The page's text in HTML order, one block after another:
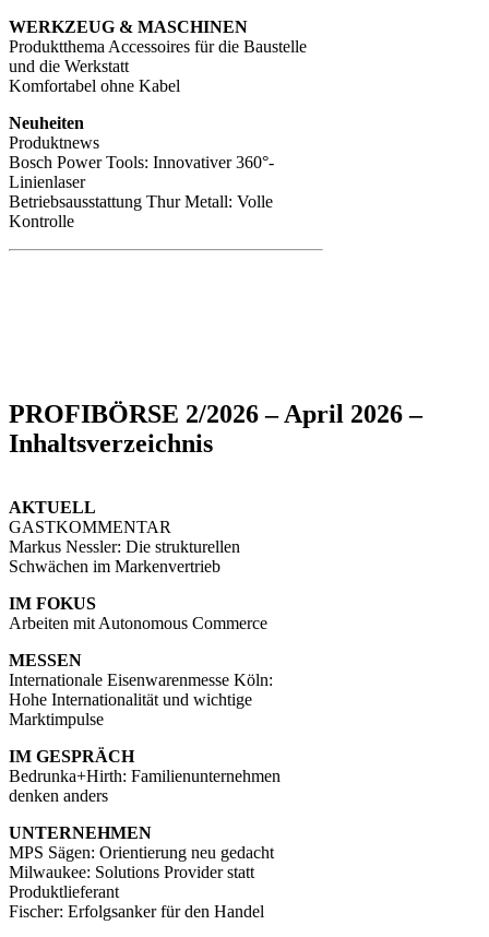
WERKZEUG & MASCHINEN
Produktthema Accessoires für die Baustelle
und die Werkstatt
Komfortabel ohne Kabel
Neuheiten
Produktnews
Bosch Power Tools: Innovativer 360°-
Linienlaser
Betriebsausstattung Thur Metall: Volle
Kontrolle
PROFIBÖRSE 2/2026 – April 2026 –
Inhaltsverzeichnis
AKTUELL
GASTKOMMENTAR
Markus Nessler: Die strukturellen
Schwächen im Markenvertrieb
IM FOKUS
Arbeiten mit Autonomous Commerce
MESSEN
Internationale Eisenwarenmesse Köln:
Hohe Internationalität und wichtige
Marktimpulse
IM GESPRÄCH
Bedrunka+Hirth: Familienunternehmen
denken anders
UNTERNEHMEN
MPS Sägen: Orientierung neu gedacht
Milwaukee: Solutions Provider statt
Produktlieferant
Fischer: Erfolgsanker für den Handel